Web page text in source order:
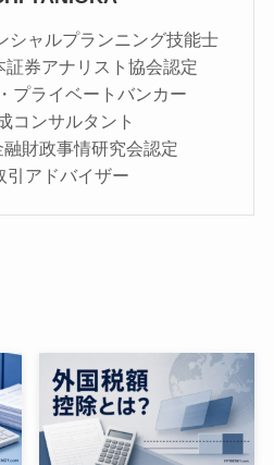
シャルプランニング技能士
券アナリスト協会認定
プライベートバンカー
コンサルタント
財政事情研究会認定
引アドバイザー